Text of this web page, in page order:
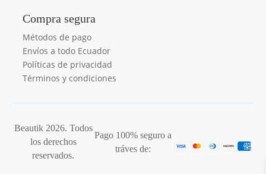
Compra segura
Métodos de pago
Envíos a todo Ecuador
Políticas de privacidad
Términos y condiciones
Beautik 2026. Todos
los derechos
reservados.
Pago 100% seguro a
tráves de: